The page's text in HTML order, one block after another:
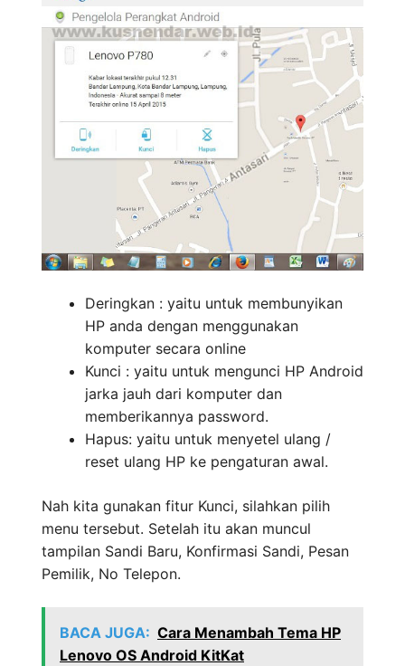
Deringkan : yaitu untuk membunyikan
HP anda dengan menggunakan
komputer secara online
Kunci : yaitu untuk mengunci HP Android
jarka jauh dari komputer dan
memberikannya password.
Hapus: yaitu untuk menyetel ulang /
reset ulang HP ke pengaturan awal.
Nah kita gunakan fitur Kunci, silahkan pilih
menu tersebut. Setelah itu akan muncul
tampilan Sandi Baru, Konfirmasi Sandi, Pesan
Pemilik, No Telepon.
BACA JUGA: Cara Menambah Tema HP
Lenovo OS Android KitKat